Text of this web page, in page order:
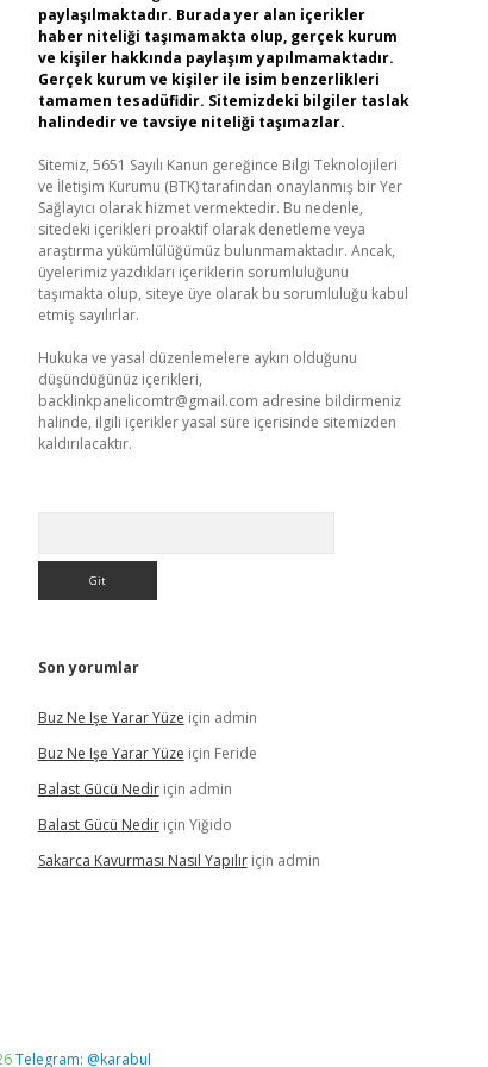
paylaşılmaktadır. Burada yer alan içerikler
haber niteliği taşımamakta olup, gerçek kurum
ve kişiler hakkında paylaşım yapılmamaktadır.
Gerçek kurum ve kişiler ile isim benzerlikleri
tamamen tesadüfidir. Sitemizdeki bilgiler taslak
halindedir ve tavsiye niteliği taşımazlar.
Sitemiz, 5651 Sayılı Kanun gereğince Bilgi Teknolojileri
ve İletişim Kurumu (BTK) tarafından onaylanmış bir Yer
Sağlayıcı olarak hizmet vermektedir. Bu nedenle,
sitedeki içerikleri proaktif olarak denetleme veya
araştırma yükümlülüğümüz bulunmamaktadır. Ancak,
üyelerimiz yazdıkları içeriklerin sorumluluğunu
taşımakta olup, siteye üye olarak bu sorumluluğu kabul
etmiş sayılırlar.
Hukuka ve yasal düzenlemelere aykırı olduğunu
düşündüğünüz içerikleri,
backlinkpanelicomtr@gmail.com adresine bildirmeniz
halinde, ilgili içerikler yasal süre içerisinde sitemizden
kaldırılacaktır.
Son yorumlar
Buz Ne Işe Yarar Yüze için admin
Buz Ne Işe Yarar Yüze için Feride
Balast Gücü Nediriçin admin
Balast Gücü Nediriçin Yiğido
Sakarca Kavurması Nasıl Yapılıriçin admin
Telegram: @karabul